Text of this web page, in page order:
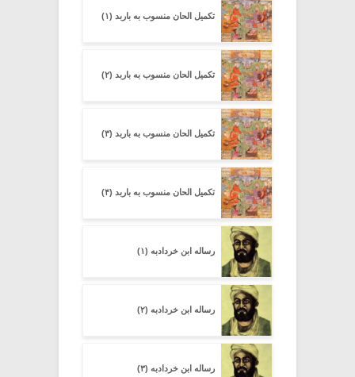
تکمیل الحان منسوب به باربد (۱)
تکمیل الحان منسوب به باربد (۲)
تکمیل الحان منسوب به باربد (۳)
تکمیل الحان منسوب به باربد (۴)
رساله ابن خردادبه (۱)
رساله ابن خردادبه (۲)
رساله ابن خردادبه (۳)